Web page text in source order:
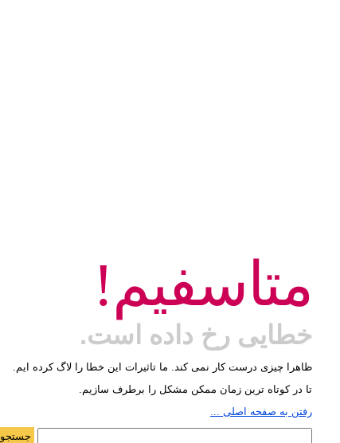
متاسفیم!
خطایی رخ داده است.
ظاهرا چیزی درست کار نمی کند. ما تاثیرات این خطا را لاگ کرده ایم.
تا در کوتاه ترین زمان ممکن مشکل را برطرف سازیم.
رفتن به صفحه اصلی ...
جستجو